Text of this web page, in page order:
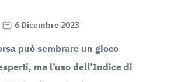
6 Dicembre 2023
può sembrare un gioco
ma l’uso dell’Indice di